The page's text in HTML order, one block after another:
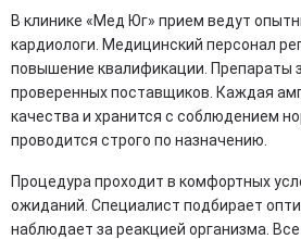
В клинике «Мед Юг» прием ведут
кардиологи. Медицинский персонал
повышение квалификации. Препараты
проверенных поставщиков. Каждая
качества и хранится с соблюдением
проводится строго по назначению.
Процедура проходит в комфортных
ожиданий. Специалист подбирает
наблюдает за реакцией организма.